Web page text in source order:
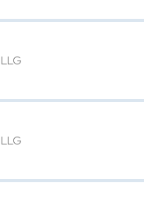
LLG
LLG